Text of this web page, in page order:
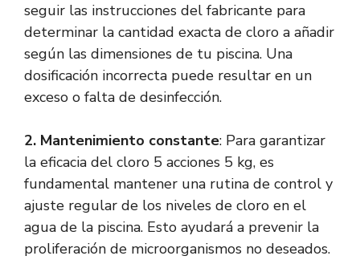
seguir las instrucciones del fabricante para
determinar la cantidad exacta de cloro a añadir
según las dimensiones de tu piscina. Una
dosificación incorrecta puede resultar en un
exceso o falta de desinfección.
2. Mantenimiento constante: Para garantizar
la eficacia del cloro 5 acciones 5 kg, es
fundamental mantener una rutina de control y
ajuste regular de los niveles de cloro en el
agua de la piscina. Esto ayudará a prevenir la
proliferación de microorganismos no deseados.